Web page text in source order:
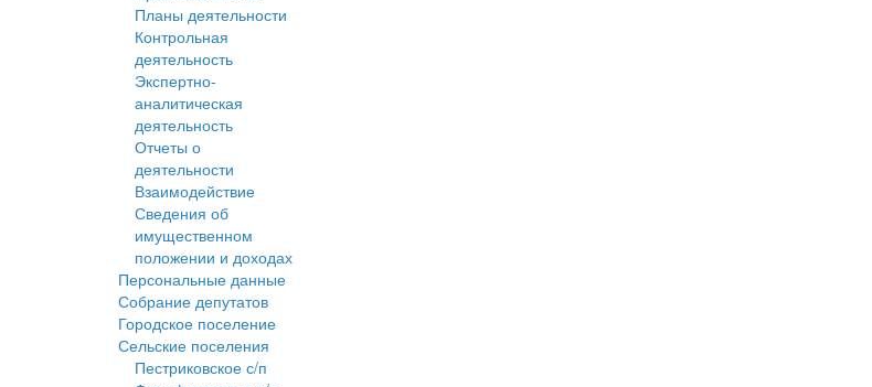
Планы деятельности
Контрольная
деятельность
Экспертно-
аналитическая
деятельность
Отчеты о
деятельности
Взаимодействие
Сведения об
имущественном
положении и доходах
Персональные данные
Собрание депутатов
Городское поселение
Сельские поселения
Пестриковское с/п